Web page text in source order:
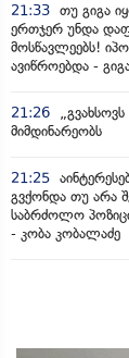
21:33 თუ გიგა
ერთჯერ უნდა
მოსწავლეებს!
ავიწროებდა -
21:26
მიმდინარეობს
21:25
გვქონდა თუ არა
საბრძოლო
- კობა კობალაძე